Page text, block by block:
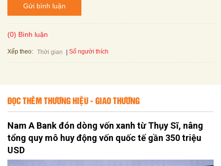
Gửi bình luận
(0) Bình luận
Xếp theo: Thời gian Số người thích
ĐỌC THÊM THƯƠNG HIỆU - GIAO THƯƠNG
Nam A Bank đón dòng vốn xanh từ Thụy Sĩ, nâng
tổng quy mô huy động vốn quốc tế gần 350 triệu
USD